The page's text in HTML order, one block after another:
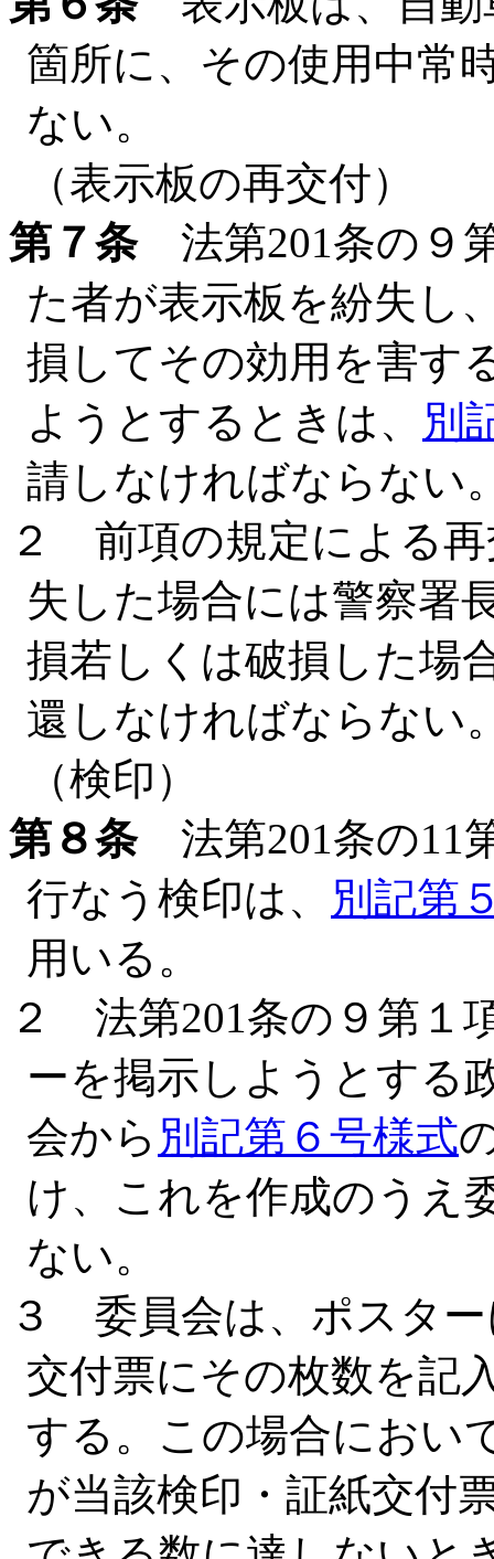
箇所に、その使用中常
ない。
（表示板の再交付）
第７条法第201条の９
た者が表示板を紛失し
損してその効用を害す
ようとするときは、 別
請しなければならない
２ 前項の規定による
失した場合には警察署
損若しくは破損した場
還しなければならない
（検印）
第８条法第201条の11
行なう検印は、 別記第
用いる。
２ 法第201条の９第１
ーを掲示しようとする
会から 別記第６号様式
け、これを作成のうえ
ない。
３ 委員会は、ポスタ
交付票にその枚数を記
する。この場合におい
が当該検印・証紙交付